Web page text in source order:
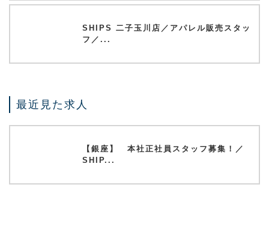
SHIPS 二子玉川店／アパレル販売スタッ
フ／...
最近見た求人
【銀座】 本社正社員スタッフ募集！／
SHIP...